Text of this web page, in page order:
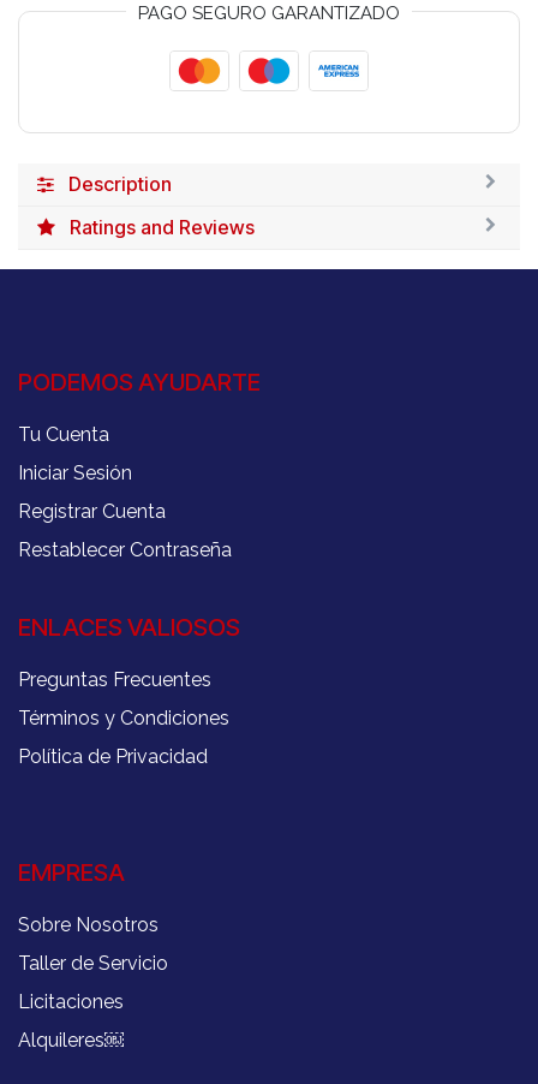
PAGO SEGURO GARANTIZADO
Description
Ratings and Reviews
PODEMOS AYUDARTE
Tu Cuenta
Iniciar Sesión
Registrar Cuenta
Restablecer Contraseña
ENLACES VALIOSOS
Preguntas Frecuentes
Términos y Condiciones
Política de Privacidad
EMPRESA
Sobre Nosotros
Taller de Servicio
Licitaciones
Alquileres￼